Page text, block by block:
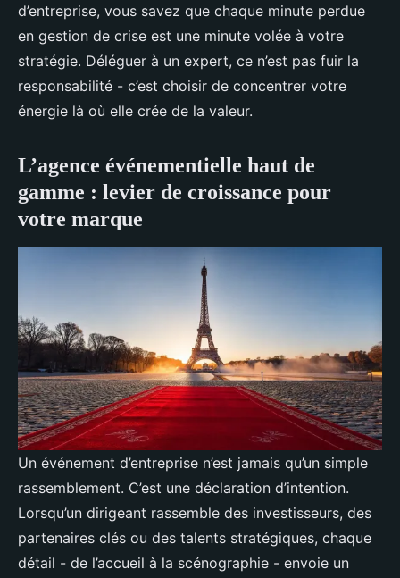
d’entreprise, vous savez que chaque minute perdue
en gestion de crise est une minute volée à votre
stratégie. Déléguer à un expert, ce n’est pas fuir la
responsabilité - c’est choisir de concentrer votre
énergie là où elle crée de la valeur.
L’agence événementielle haut de
gamme : levier de croissance pour
votre marque
Un événement d’entreprise n’est jamais qu’un simple
rassemblement. C’est une déclaration d’intention.
Lorsqu’un dirigeant rassemble des investisseurs, des
partenaires clés ou des talents stratégiques, chaque
détail - de l’accueil à la scénographie - envoie un